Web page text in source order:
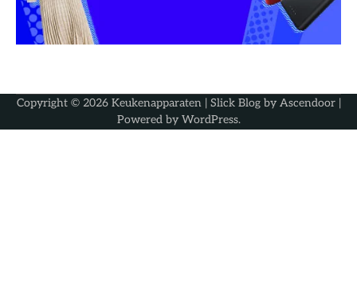
Copyright © 2026 Keukenapparaten| Slick Blog by Ascendoor|
Powered by WordPress.